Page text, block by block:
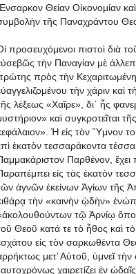
Θείαν Οἰκονομίαν
τῆς Παναχράντου
προσευχόμενοι πιστοὶ διὰ
τὴν Παναγίαν μὲ
πρὸς τὴν
τὴν χάριν καὶ
λέξεως «Χαῖρε», δι᾽ ἧς
καὶ συγκροτεῖται
Ἡ εἰς τὸν Ὕμνον
ἑκατὸν τεσσαράκοντα
Παρθένον, ἔχει
εἰς τὰς ἑκατὸν
ἁγνῶν ἐκείνων Ἁγίων τῆς
τὴν «καινὴν ᾠδὴν»
τῷ Ἀρνίῳ
Θεοῦ κατά τε τὸ ἦθος καὶ
εἰς τὸν σαρκωθέντα
μετ’ Αὐτοῦ, ὑμνεῖ
χαιρετίζει ἐν